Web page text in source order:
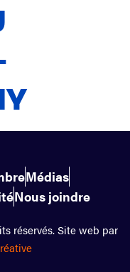
Médias
Nous joindre
réservés. Site web par